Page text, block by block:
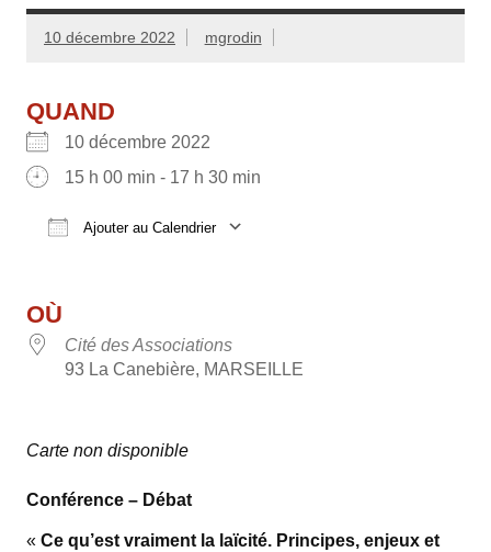
10 décembre 2022 mgrodin
QUAND
10 décembre 2022
15 h 00 min - 17 h 30 min
Ajouter au Calendrier
OÙ
Cité des Associations
93 La Canebière, MARSEILLE
Carte non disponible
Conférence – Débat
« Ce qu’est vraiment la laïcité. Principes, enjeux et